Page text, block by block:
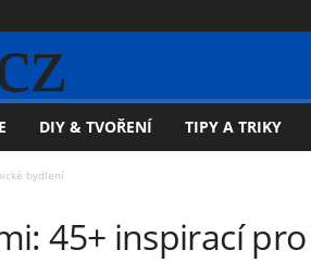
DIY & TVOŘENÍ TIPY A TRIKY
bydlení
45+ inspirací pro